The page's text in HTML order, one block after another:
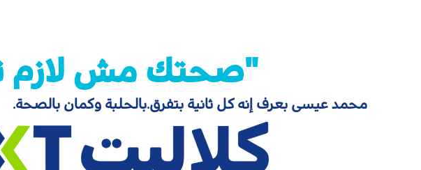
"صحتك مش لازم تستنى"
محمد عيسى بعرف إنه كل ثانية بتفرق.بالحلبة وكمان بالصحة.